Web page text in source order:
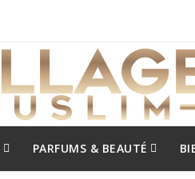
PARFUMS & BEAUTÉ